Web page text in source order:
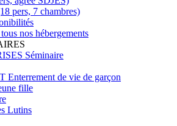
pers, 7 chambres)
nos hébergements
Séminaire
Enterrement de vie de garçon
fille
Lutins